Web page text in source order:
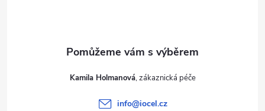
Kamila Holmanová
info@iocel.cz